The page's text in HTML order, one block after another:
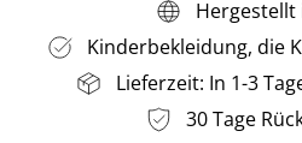
Hergestellt
Kinderbekleidung, die
Lieferzeit: In 1-3
30 Tage